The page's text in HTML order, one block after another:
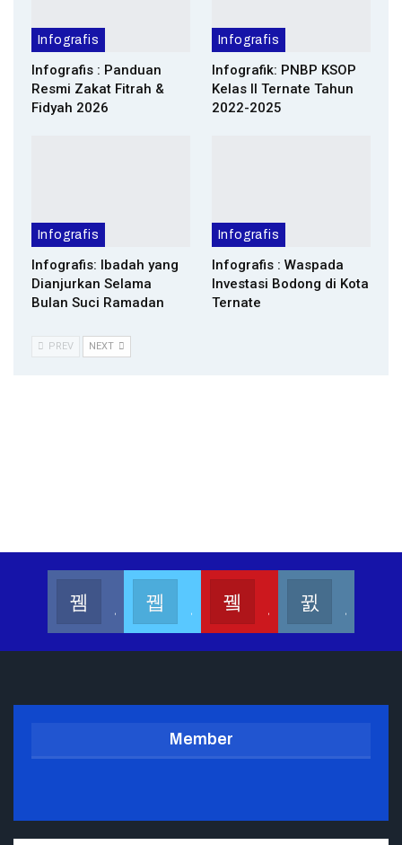
Infografis
Infografis : Panduan
Resmi Zakat Fitrah &
Fidyah 2026
Infografis
Infografik: PNBP KSOP
Kelas II Ternate Tahun
2022-2025
Infografis
Infografis: Ibadah yang
Dianjurkan Selama
Bulan Suci Ramadan
Infografis
Infografis : Waspada
Investasi Bodong di Kota
Ternate
PREV NEXT
Member